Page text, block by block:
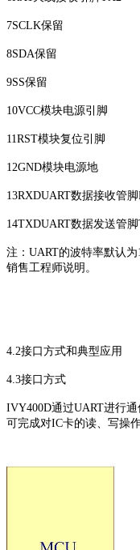
7SCLK保留
8SDA保留
9SS保留
10VCC模块电源引脚
11RST模块复位引脚
12GND模块电源地
13RXDUART数据接收管
14TXDUART数据发送管
注：UART的波特率默
销售工程师说明。
4.2接口方式和典型应用
4.3接口方式
IVY400D通过UART进行通
可完成对IC卡的读、写操作